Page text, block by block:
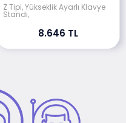
Z Tipi, Yükseklik Ayarlı Klavye
Standı,
8.646 TL